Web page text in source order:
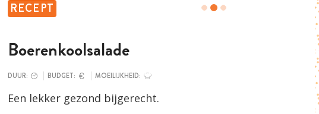
RECEPT
Boerenkoolsalade
DUUR: BUDGET: MOEILIJKHEID:
Een lekker gezond bijgerecht.